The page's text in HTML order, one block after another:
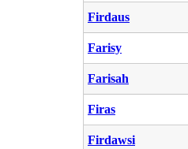
Firdaus
Farisy
Farisah
Firas
Firdawsi